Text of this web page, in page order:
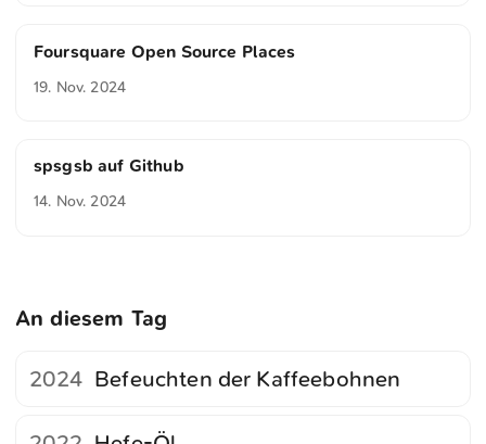
Foursquare Open Source Places
19. Nov. 2024
spsgsb auf Github
14. Nov. 2024
An diesem Tag
2024 Befeuchten der Kaffeebohnen